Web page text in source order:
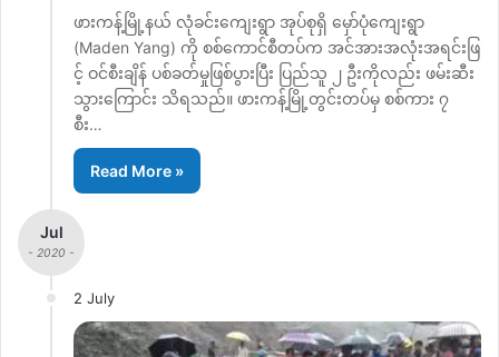
ဖားကန့်မြို့နယ် လုံခင်းကျေးရွာ အုပ်စုရှိ မှော်ပုံကျေးရွာ
(Maden Yang) ကို စစ်ကောင်စီတပ်က အင်အားအလုံးအရင်းဖြ
င့် ဝင်စီးချိန် ပစ်ခတ်မှုဖြစ်ပွားပြီး ပြည်သူ ၂ ဦးကိုလည်း ဖမ်းဆီး
သွားကြောင်း သိရသည်။ ဖားကန့်မြို့တွင်းတပ်မှ စစ်ကား ၇
စီး…
Read More »
Jul
- 2020 -
2 July